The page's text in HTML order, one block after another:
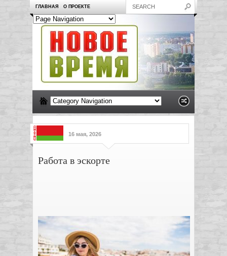
ГЛАВНАЯ О ПРОЕКТЕ
16 мая, 2026
Работа в эскорте